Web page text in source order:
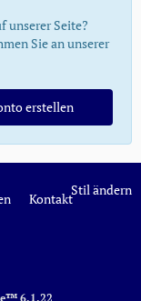
unserer Seite?
Sie an unserer
erstellen
Stil ändern
Kontakt
6.1.22